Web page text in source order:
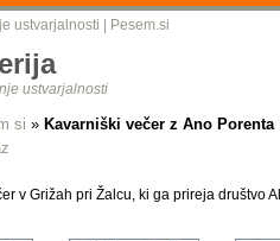
ustvarjalnosti Pesem.si
ustvarjalnosti
si » Kavarniški večer z Ano Porenta
v Grižah pri Žalcu, ki ga prireja društvo